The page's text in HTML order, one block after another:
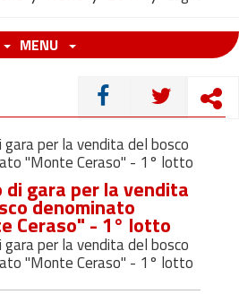
MENU
CONDIVIDI
gara per la vendita del bosco
"Monte Ceraso" - 1° lotto
di gara per la vendita
denominato
Ceraso" - 1° lotto
gara per la vendita del bosco
"Monte Ceraso" - 1° lotto